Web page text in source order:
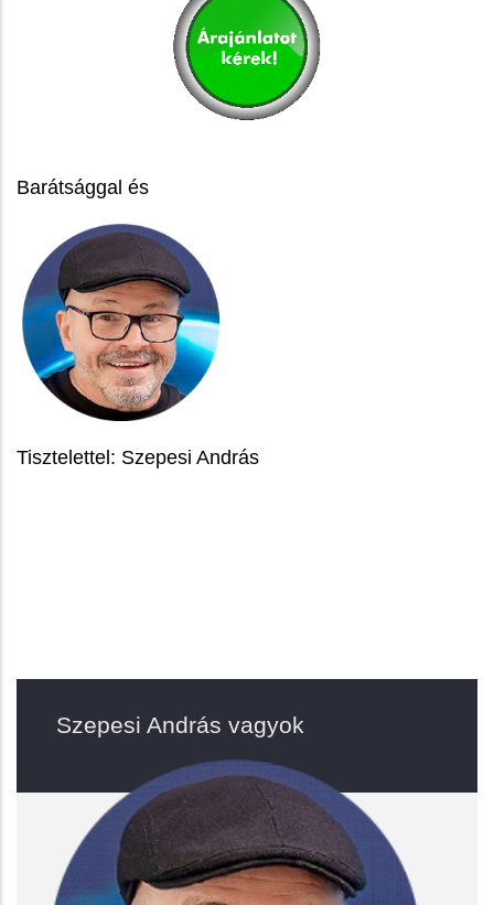
Barátsággal és
Tisztelettel: Szepesi András
Szepesi András vagyok